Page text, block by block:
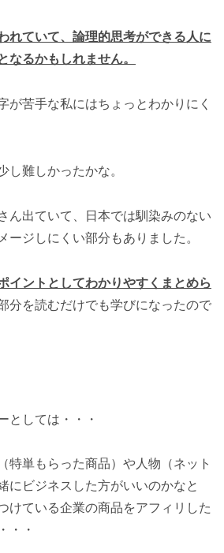
れていて、論理的思考ができる人に
なるかもしれません。
が苦手な私にはちょっとわかりにく
し難しかったかな。
ん出ていて、日本では馴染みのない
ージしにくい部分もありました。
イントとしてわかりやすくまとめら
分を読むだけでも学びになったので
としては・・・
特単もらった商品）や人物（ネット
にビジネスした方がいいのかなと
けている企業の商品をアフィリした
・・